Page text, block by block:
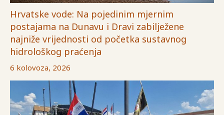
Hrvatske vode: Na pojedinim mjernim
postajama na Dunavu i Dravi zabilježene
najniže vrijednosti od početka sustavnog
hidrološkog praćenja
6 kolovoza, 2026